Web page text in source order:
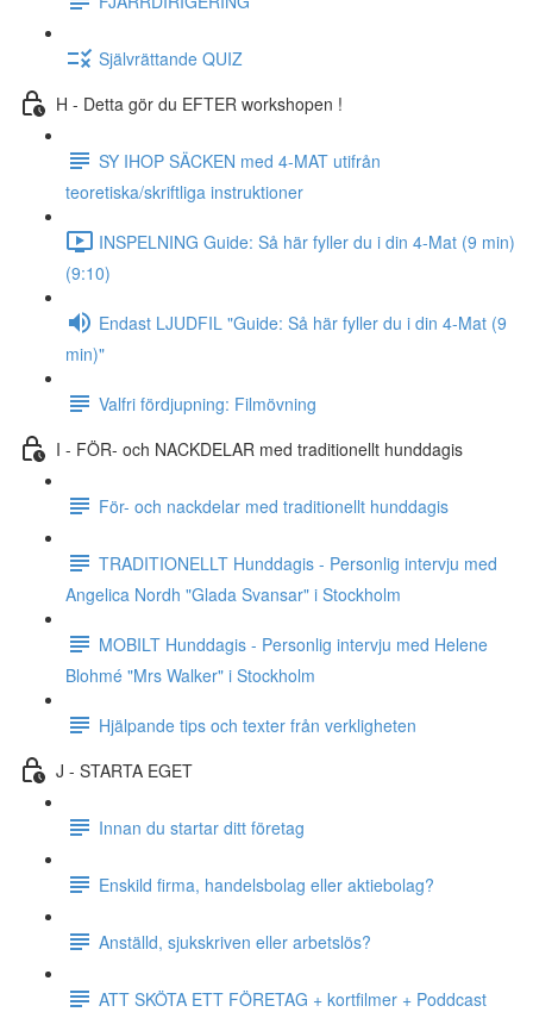
Självrättande QUIZ
H - Detta gör du EFTER workshopen !
SY IHOP SÄCKEN med 4-MAT utifrån
teoretiska/skriftliga instruktioner
INSPELNING Guide: Så här fyller du i din 4-Mat (9 min)
(9:10)
Endast LJUDFIL "Guide: Så här fyller du i din 4-Mat (9
min)"
Valfri fördjupning: Filmövning
I - FÖR- och NACKDELAR med traditionellt hunddagis
För- och nackdelar med traditionellt hunddagis
TRADITIONELLT Hunddagis - Personlig intervju med
Angelica Nordh "Glada Svansar" i Stockholm
MOBILT Hunddagis - Personlig intervju med Helene
Blohmé "Mrs Walker" i Stockholm
Hjälpande tips och texter från verkligheten
J - STARTA EGET
Innan du startar ditt företag
Enskild firma, handelsbolag eller aktiebolag?
Anställd, sjukskriven eller arbetslös?
ATT SKÖTA ETT FÖRETAG + kortfilmer + Poddcast